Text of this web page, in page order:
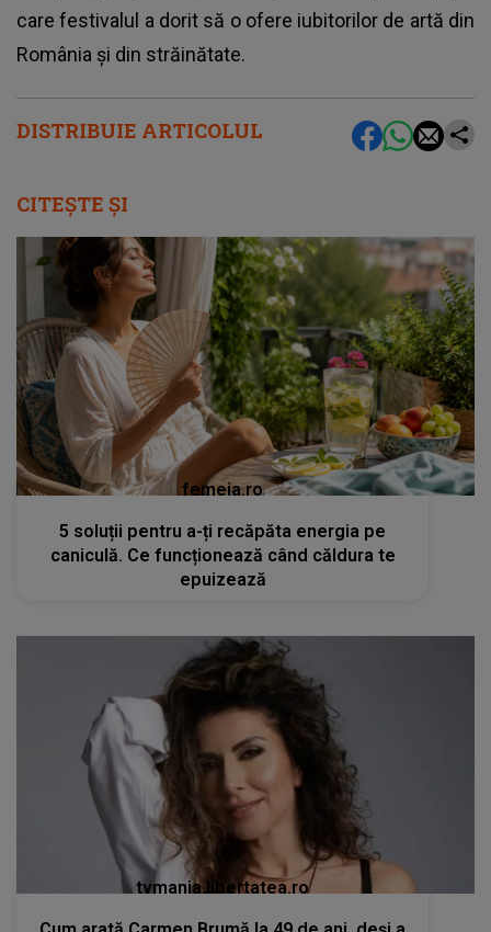
DISTRIBUIE ARTICOLUL
care festivalul a dorit să o ofere iubitorilor de artă din
România și din străinătate.
CITEȘTE ȘI
femeia.ro
5 soluții pentru a-ți recăpăta energia pe
caniculă. Ce funcționează când căldura te
epuizează
tvmania.libertatea.ro